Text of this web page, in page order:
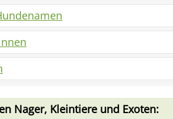
Nager, Kleintiere und Exoten: